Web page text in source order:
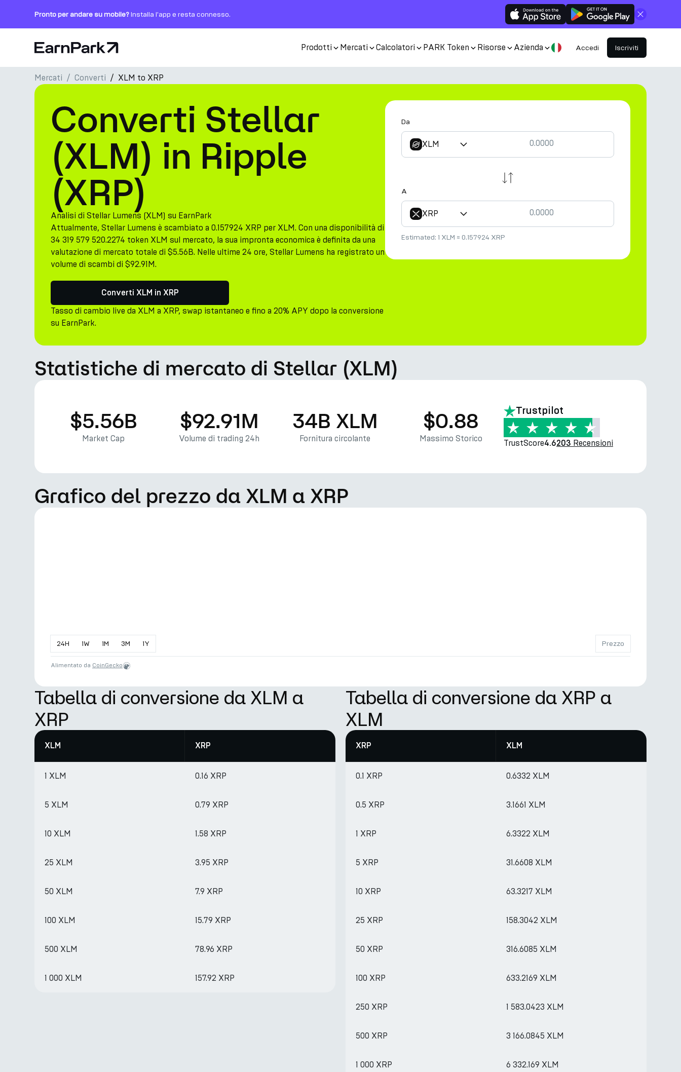
Pronto per andare su mobile?Installa l'app e resta connesso. Chiudi
Pagina principale Prodotti Mercati Calcolatori PARK Token Risorse Azienda Accedi Iscriviti
Prodotti
Mercati
Calcolatori
PARK Token
Risorse
Azienda
Mercati Converti XLM to XRP
Converti Stellar
(XLM) in Ripple
(XRP)
Analisi di Stellar Lumens (XLM) su EarnPark
Attualmente, Stellar Lumens è scambiato a 0.157924 XRP per XLM. Con una disponibilità di
34 319 579 520.2274 token XLM sul mercato, la sua impronta economica è definita da una
valutazione di mercato totale di $5.56B. Nelle ultime 24 ore, Stellar Lumens ha registrato un
volume di scambi di $92.91M.
Converti XLM in XRP
Tasso di cambio live da XLM a XRP, swap istantaneo e fino a 20% APY dopo la conversione
su EarnPark.
Da
XLM
A
XRP
Estimated: 1 XLM ≈ 0.157924 XRP
Statistiche di mercato di Stellar (XLM)
$5.56B
Market Cap
$92.91M
Volume di trading 24h
34B XLM
Fornitura circolante
$0.88
Massimo Storico
Trustpilot
TrustScore4.6203 Recensioni
Grafico del prezzo da XLM a XRP
24H 1W 1M 3M 1Y Prezzo
Alimentato da CoinGecko
Tabella di conversione da XLM a
XRP
XLM XRP
1 XLM 0.16 XRP
5 XLM 0.79 XRP
10 XLM 1.58 XRP
25 XLM 3.95 XRP
50 XLM 7.9 XRP
100 XLM 15.79 XRP
500 XLM 78.96 XRP
1 000 XLM 157.92 XRP
Tabella di conversione da XRP a
XLM
XRP XLM
0.1 XRP 0.6332 XLM
0.5 XRP 3.1661 XLM
1 XRP 6.3322 XLM
5 XRP 31.6608 XLM
10 XRP 63.3217 XLM
25 XRP 158.3042 XLM
50 XRP 316.6085 XLM
100 XRP 633.2169 XLM
250 XRP 1 583.0423 XLM
500 XRP 3 166.0845 XLM
1 000 XRP 6 332.169 XLM